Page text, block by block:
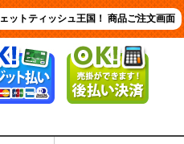
ットティッシュ王国！ 商品ご注文画面